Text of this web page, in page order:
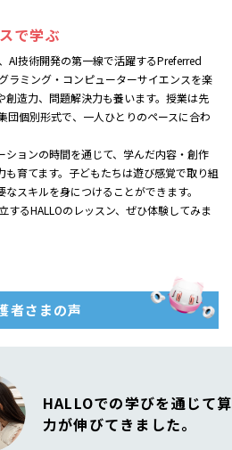
で学ぶ
AI技術開発の第一線で活躍するPreferred
ラミング・コンピューターサイエンスを楽
創造力、問題解決力も養います。授業は先
団個別形式で、一人ひとりのペースに合わ
ションの時間を通じて、学んだ内容・創作
も育てます。子どもたちは遊び感覚で取り組
スキルを身につけることができます。
するHALLOのレッスン、ぜひ体験してみま
者さまの声
での学びを通じて算数の
びてきました。